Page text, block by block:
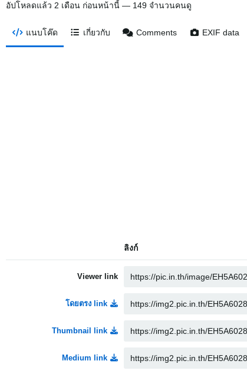
อัปโหลดแล้ว 2 เดือน ก่อนหน้านี้ — 149 จำนวนคนดู
แนบโค๊ด เกี่ยวกับ Comments EXIF data
ลิงก์
Viewer link
โดยตรง link
Thumbnail link
Medium link